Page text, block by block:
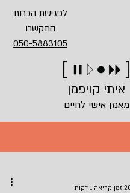
לפגישת הכרות
התקשרו
050-5883105
איתי קויפמן
מאמן אישי לחיים
זמן קריאה 1 דקות